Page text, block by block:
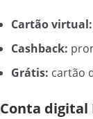
Cartão virtual:
Cashback:
Grátis: cartão
Conta digital